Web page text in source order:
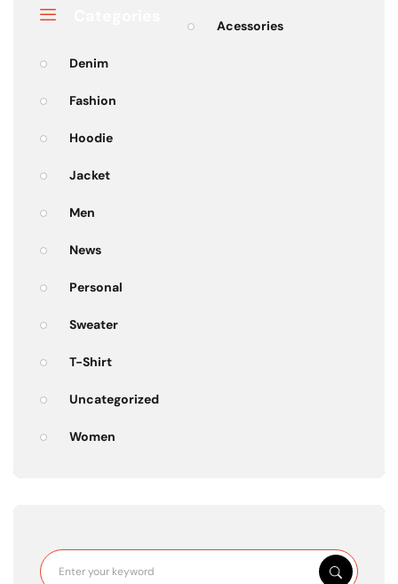
Acessories
Denim
Fashion
Hoodie
Jacket
Men
News
Personal
Sweater
T-Shirt
Uncategorized
Women